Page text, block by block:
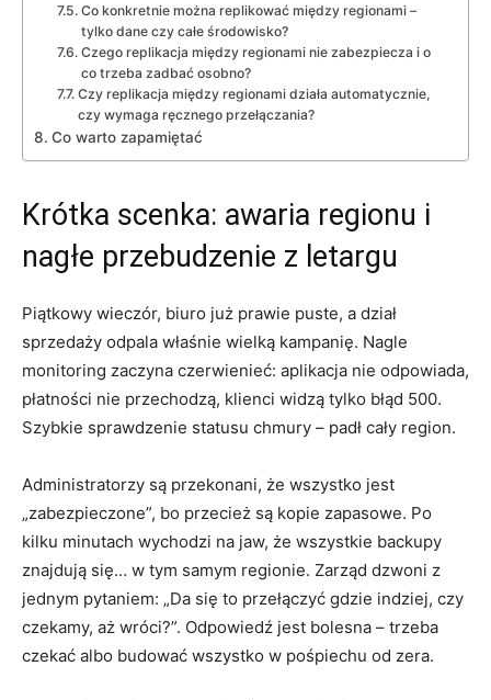
Co konkretnie można replikować między regionami –
tylko dane czy całe środowisko?
Czego replikacja między regionami nie zabezpiecza i o
co trzeba zadbać osobno?
Czy replikacja między regionami działa automatycznie,
czy wymaga ręcznego przełączania?
Co warto zapamiętać
Krótka scenka: awaria regionu i
nagłe przebudzenie z letargu
Piątkowy wieczór, biuro już prawie puste, a dział
sprzedaży odpala właśnie wielką kampanię. Nagle
monitoring zaczyna czerwienieć: aplikacja nie odpowiada,
płatności nie przechodzą, klienci widzą tylko błąd 500.
Szybkie sprawdzenie statusu chmury – padł cały region.
Administratorzy są przekonani, że wszystko jest
„zabezpieczone”, bo przecież są kopie zapasowe. Po
kilku minutach wychodzi na jaw, że wszystkie backupy
znajdują się… w tym samym regionie. Zarząd dzwoni z
jednym pytaniem: „Da się to przełączyć gdzie indziej, czy
czekamy, aż wróci?”. Odpowiedź jest bolesna – trzeba
czekać albo budować wszystko w pośpiechu od zera.